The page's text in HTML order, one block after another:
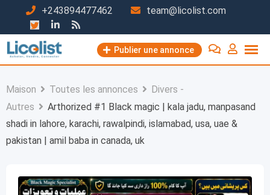
contenu
+243894477462 team@licolist.com
Publier une annonce
Maison Toutes les annonces
Divers -
Autres
Arthorized #1 Black magic | kala jadu, manpasand
shadi in lahore, karachi, rawalpindi, islamabad, usa, uae &
pakistan | amil baba in canada, uk